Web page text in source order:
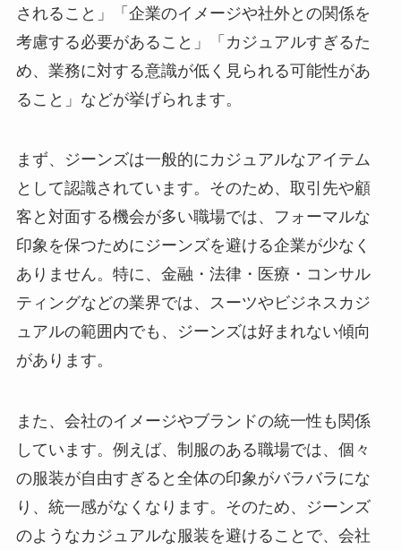
されること」「企業のイメージや社外との関係を
考慮する必要があること」「カジュアルすぎるた
め、業務に対する意識が低く見られる可能性があ
ること」などが挙げられます。
まず、ジーンズは一般的にカジュアルなアイテム
として認識されています。そのため、取引先や顧
客と対面する機会が多い職場では、フォーマルな
印象を保つためにジーンズを避ける企業が少なく
ありません。特に、金融・法律・医療・コンサル
ティングなどの業界では、スーツやビジネスカジ
ュアルの範囲内でも、ジーンズは好まれない傾向
があります。
また、会社のイメージやブランドの統一性も関係
しています。例えば、制服のある職場では、個々
の服装が自由すぎると全体の印象がバラバラにな
り、統一感がなくなります。そのため、ジーンズ
のようなカジュアルな服装を避けることで、会社